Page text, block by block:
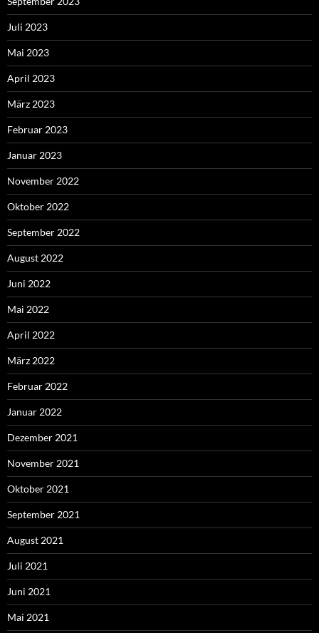
Juli 2023
Mai 2023
April 2023
März 2023
Februar 2023
Januar 2023
November 2022
Oktober 2022
September 2022
August 2022
Juni 2022
Mai 2022
April 2022
März 2022
Februar 2022
Januar 2022
Dezember 2021
November 2021
Oktober 2021
September 2021
August 2021
Juli 2021
Juni 2021
Mai 2021